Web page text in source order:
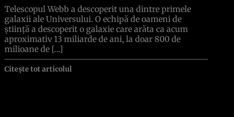
Telescopul Webb a descoperit una dintre primele
galaxii ale Universului. O echipă de oameni de
știință a descoperit o galaxie care arăta ca acum
aproximativ 13 miliarde de ani, la doar 800 de
milioane de […]
Citește tot articolul